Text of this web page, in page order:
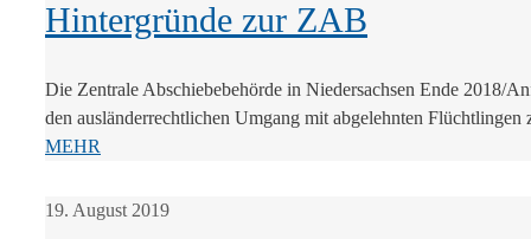
Hintergründe zur ZAB
Die Zentrale Abschiebebehörde in Niedersachsen Ende 2018/
den ausländerrechtlichen Umgang mit abgelehnten
MEHR
19. August 2019